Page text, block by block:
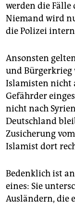
werden die
Niemand wird
die Polizei
Ansonsten
und Bürgerkrieg
Islamisten nicht
Gefährder
nicht nach
Deutschland
Zusicherung
Islamist dort
Bedenklich ist
eines: Sie
Ausländern, die